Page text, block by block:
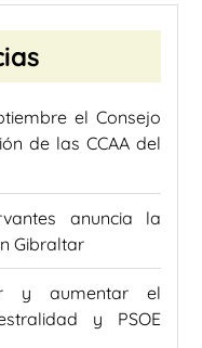
el Consejo
de las CCAA del
anuncia la
Gibraltar
y aumentar el
y PSOE